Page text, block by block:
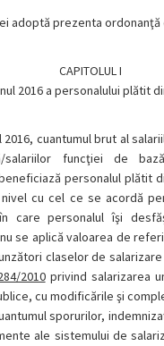
adoptă prezenta ordonanţă
CAPITOLUL I
2016 a personalului plătit
2016, cuantumul brut al
funcţiei de
personalul plătit
cu cel ce se acordă
care personalul îşi
se aplică valoarea de
claselor de
2010privind salarizarea
cu modificările şi
sporurilor,
ale sistemului de